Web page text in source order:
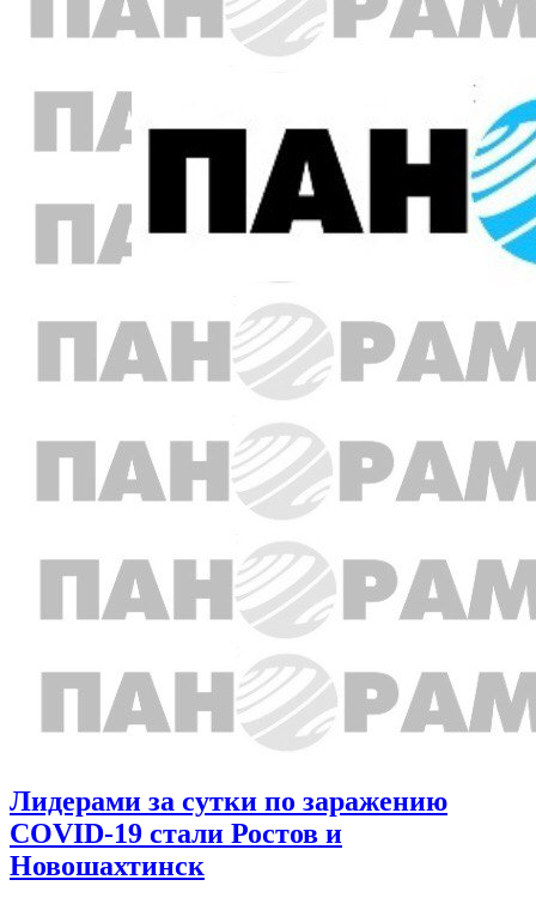
Лидерами за сутки по заражению
COVID-19 стали Ростов и
Новошахтинск